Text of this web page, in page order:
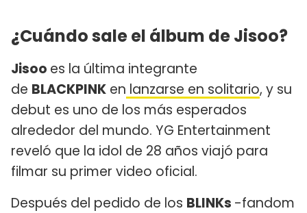
¿Cuándo sale el álbum de Jisoo?
Jisoo es la última integrante
de BLACKPINK en lanzarse en solitario, y su
debut es uno de los más esperados
alrededor del mundo. YG Entertainment
reveló que la idol de 28 años viajó para
filmar su primer video oficial.
Después del pedido de los BLINKs -fandom